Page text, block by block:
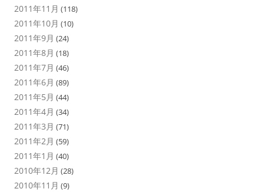
2011年11月 (118)
2011年10月 (10)
2011年9月 (24)
2011年8月 (18)
2011年7月 (46)
2011年6月 (89)
2011年5月 (44)
2011年4月 (34)
2011年3月 (71)
2011年2月 (59)
2011年1月 (40)
2010年12月 (28)
2010年11月 (9)